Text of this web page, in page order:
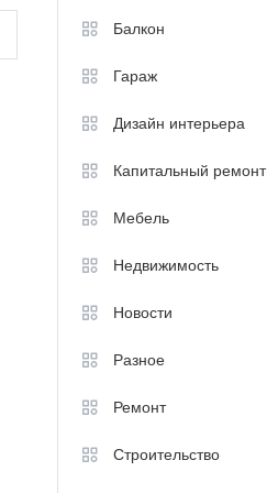
Балкон
Гараж
Дизайн интерьера
Капитальный ремонт
Мебель
Недвижимость
Новости
Разное
Ремонт
Строительство